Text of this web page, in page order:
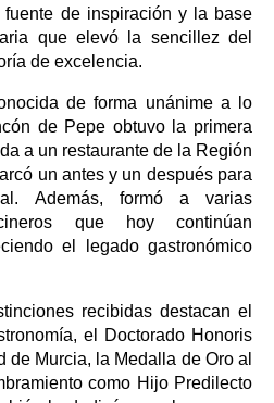
de inspiración y la base
que elevó la sencillez del
de excelencia.
de forma unánime a lo
de Pepe obtuvo la primera
a un restaurante de la Región
un antes y un después para
Además, formó a varias
que hoy continúan
el legado gastronómico
recibidas destacan el
el Doctorado Honoris
Murcia, la Medalla de Oro al
como Hijo Predilecto